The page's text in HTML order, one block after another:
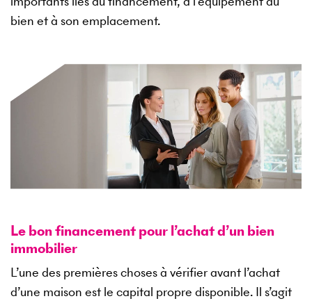
bien et à son emplacement.
Le bon financement pour l’achat d’un bien
immobilier
L’une des premières choses à vérifier avant l’achat
d’une maison est le capital propre disponible. Il s’agit